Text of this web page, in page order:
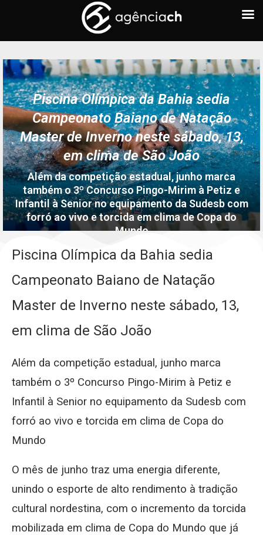
Piscina Olímpica da Bahia sedia
Campeonato Baiano de Natação
Master de Inverno neste sábado, 13,
em clima de São João
Além da competição estadual, junho marca
também o 3º Concurso Pingo-Mirim à Petiz e
Infantil à Senior no equipamento da Sudesb com
forró ao vivo e torcida em clima de Copa do
Mundo
written by Redação 12 de junho de 2026
comments
238 views
Piscina Olímpica da Bahia sedia
Campeonato Baiano de Natação
Master de Inverno neste sábado, 13,
em clima de São João
Além da competição estadual, junho marca
também o 3º Concurso Pingo-Mirim à Petiz e
Infantil à Senior no equipamento da Sudesb com
forró ao vivo e torcida em clima de Copa do
Mundo
O mês de junho traz uma energia diferente,
unindo o esporte de alto rendimento à tradição
cultural nordestina, com o incremento da torcida
mobilizada em clima de Copa do Mundo que já